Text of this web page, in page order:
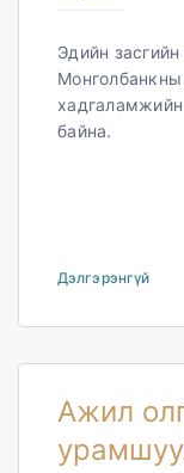
Эдийн
хадгаламжийн
байна.
Дэлгэрэнгүй
Ажил